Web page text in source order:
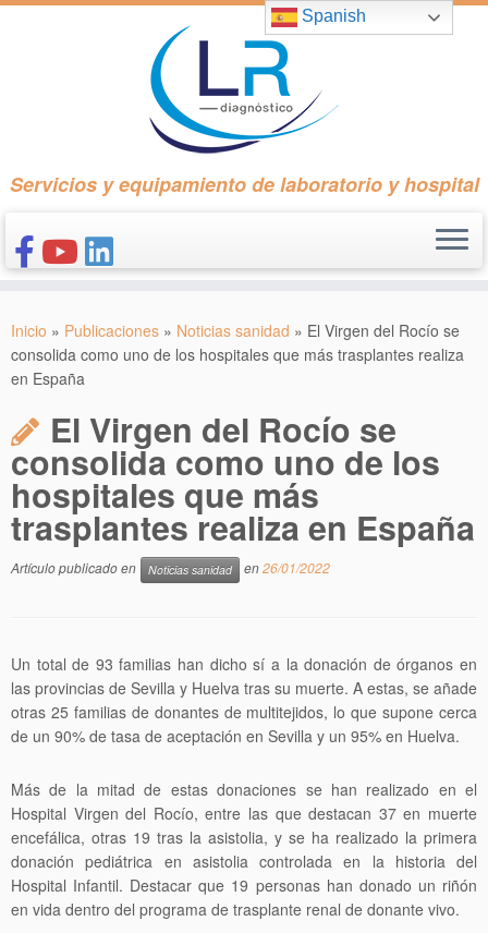
Saltar
Servicios y equipamiento de laboratorio y hospital
CONÓCENOS
NUESTROS PRODUCTOS
PUBLICACIONES
CONTACTO
Inicio » Publicaciones » Noticias sanidad » El Virgen del Rocío se
consolida como uno de los hospitales que más trasplantes realiza
en España
El Virgen del Rocío se
consolida como uno de los
hospitales que más
trasplantes realiza en España
Artículo publicado en Noticias sanidad en26/01/2022
Un total de 93 familias han dicho sí a la donación de órganos en
las provincias de Sevilla y Huelva tras su muerte. A estas, se añade
otras 25 familias de donantes de multitejidos, lo que supone cerca
de un 90% de tasa de aceptación en Sevilla y un 95% en Huelva.
Más de la mitad de estas donaciones se han realizado en el
Hospital Virgen del Rocío, entre las que destacan 37 en muerte
encefálica, otras 19 tras la asistolia, y se ha realizado la primera
donación pediátrica en asistolia controlada en la historia del
Hospital Infantil. Destacar que 19 personas han donado un riñón
en vida dentro del programa de trasplante renal de donante vivo.
Spanish